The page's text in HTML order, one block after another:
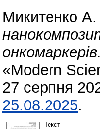
Микитенко
онкомаркерів.
«Modern
27 серпня
25.08.2025.
Текст